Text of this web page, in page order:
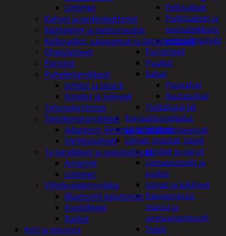
Peltisakset
Pulttisakset ja
voimaleikkurit
vetoniittipihdit
Puristimet
Puukot
Sahat
Puusahat
Rautasahat
Työkalusarjat
Korjaamotyökalut
Lämmittimet
Liimat, massat, teipit
Köydet ja narut
Liimapistoolit ja
puikot
Liimat ja lukitteet
Rasvaprässit,
massa ja
uretaanipistoolit
Teipit
Liittimet
Kahvin ja vedenkeittimet
Keittolevyt ja paistoraudat
Kelloradiot, sääasemat ja lämpömittarit
Oheislaitteet
Paristot
Puhelintarvikkeet
Johdot ja laturit
Kotelot ja telineet
Tehosekoittimet
Tietokonetarvikkeet
Adapterit, liittimet ja telakointiasemat
Verkkolaitteet
Tv-tarvikkeet ja seinätelineet
Antennit
Liittimet
Viihde-elektroniikka
Bluetooth kaiuttimet
Kuulokkeet
Radiot
Koti ja sisustus